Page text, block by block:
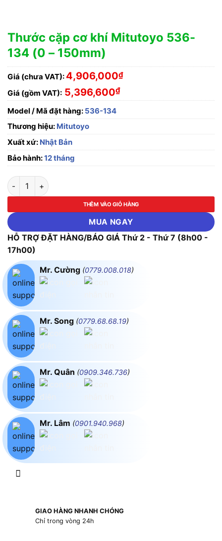
Thước cặp cơ khí Mitutoyo 536-
134 (0 – 150mm)
Giá (chưa VAT): 4,906,000₫
Giá (gồm VAT): 5,396,600₫
Model / Mã đặt hàng: 536-134
Thương hiệu: Mitutoyo
Xuất xứ: Nhật Bản
Bảo hành:12 tháng
Thước cặp cơ khí Mitutoyo 536-134 (0 - 150mm) số lượng
THÊM VÀO GIỎ HÀNG
MUA NGAY
HỖ TRỢ ĐẶT HÀNG/BÁO GIÁ Thứ 2 - Thứ 7 (8h00 -
17h00)
Mr. Cường (0779.008.018)
Mr. Song (0779.68.68.19)
Mr. Quân (0909.346.736)
Mr. Lâm (0901.940.968)
GIAO HÀNG NHANH CHÓNG
Chỉ trong vòng 24h